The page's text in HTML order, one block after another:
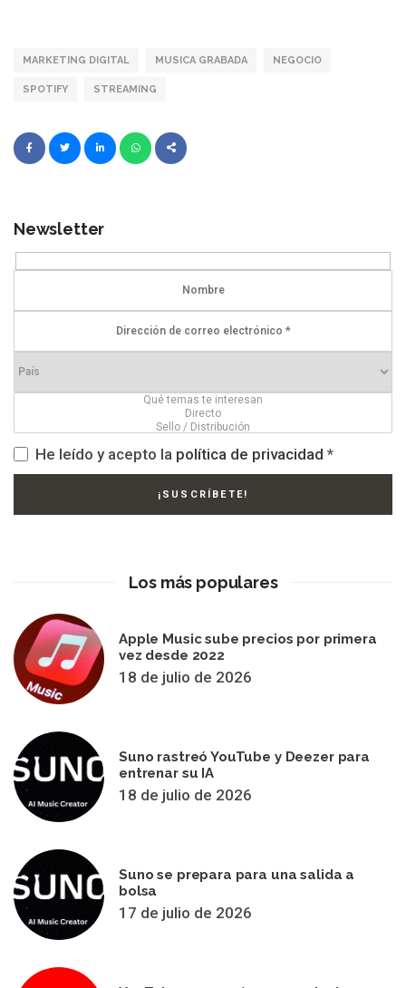
MARKETING DIGITAL MUSICA GRABADA NEGOCIO
SPOTIFY STREAMING
Newsletter
He leído y acepto la política de privacidad *
Los más populares
Apple Music sube precios por primera
vez desde 2022
18 de julio de 2026
Suno rastreó YouTube y Deezer para
entrenar su IA
18 de julio de 2026
Suno se prepara para una salida a
bolsa
17 de julio de 2026